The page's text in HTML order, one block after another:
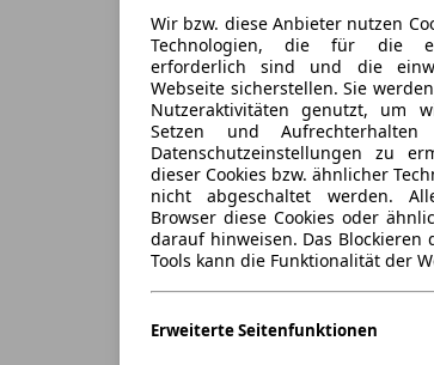
Wir bzw. diese Anbieter nutzen
Technologien, die für die
erforderlich sind und die
Webseite sicherstellen. Sie
Nutzeraktivitäten genutzt, um
Setzen und
Datenschutzeinstellungen zu
dieser Cookies bzw. ähnlicher
nicht abgeschaltet werden.
Browser diese Cookies oder
darauf hinweisen. Das Blockieren
Tools kann die Funktionalität der
Erweiterte Seitenfunktionen